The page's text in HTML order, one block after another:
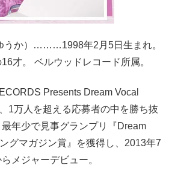
うか）………1998年2月5日生まれ。
才。 ベルウッドレコード所属。
Presents Dream Vocal
1万人を超える応募者の中を勝ち抜
年少で見事グランプリ『Dream
グマガジン賞』を獲得し、2013年7
メジャーデビュー。